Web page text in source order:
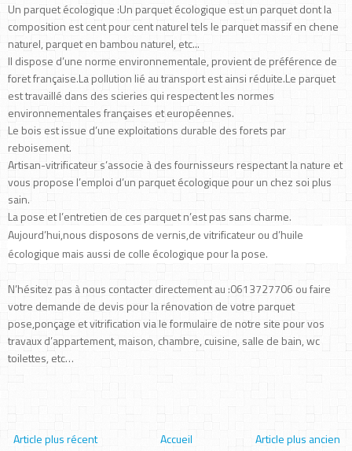
Un parquet écologique :Un parquet écologique est un parquet dont la
composition est cent pour cent naturel tels le parquet massif en chene
naturel, parquet en bambou naturel, etc...
Il dispose d’une norme environnementale, provient de préférence de
foret française.La pollution lié au transport est ainsi réduite.Le parquet
est travaillé dans des scieries qui respectent les normes
environnementales françaises et européennes.
Le bois est issue d’une exploitations durable des forets par
reboisement.
Artisan-vitrificateur s’associe à des fournisseurs respectant la nature et
vous propose l’emploi d’un parquet écologique pour un chez soi plus
sain.
La pose et l’entretien de ces parquet n’est pas sans charme.
Aujourd’hui,nous disposons de vernis,de vitrificateur ou d’huile
écologique mais aussi de colle écologique pour la pose.
N’hésitez pas à nous contacter directement au :0613727706 ou faire
votre demande de devis pour la rénovation de votre parquet
pose,ponçage et vitrification via le formulaire de notre site pour vos
travaux d’appartement, maison, chambre, cuisine, salle de bain, wc
toilettes, etc…
Article plus récent Article plus ancien
Accueil